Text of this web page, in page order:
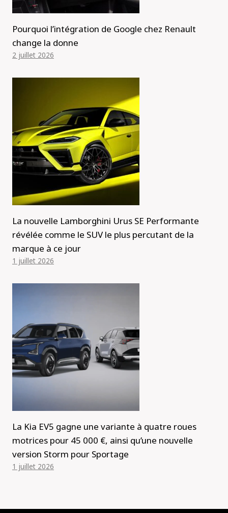
Pourquoi l’intégration de Google chez Renault
change la donne
2 juillet 2026
La nouvelle Lamborghini Urus SE Performante
révélée comme le SUV le plus percutant de la
marque à ce jour
1 juillet 2026
La Kia EV5 gagne une variante à quatre roues
motrices pour 45 000 €, ainsi qu’une nouvelle
version Storm pour Sportage
1 juillet 2026